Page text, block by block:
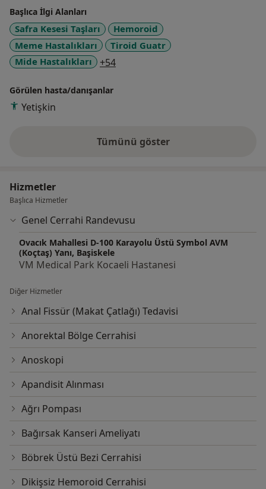
Başlıca İlgi Alanları
Safra Kesesi Taşları
Hemoroid
Meme Hastalıkları
Tiroid Guatr
Mide Hastalıkları
+54a11y_sr_more_diseases
Görülen hasta/danışanlar
Yetişkin
Tümünü gösterdeneyim hakkında
Hizmetler
Başlıca Hizmetler
Genel Cerrahi Randevusu
Ovacık Mahallesi D-100 Karayolu Üstü Symbol AVM
(Koçtaş) Yanı, Başiskele
VM Medical Park Kocaeli Hastanesi
Diğer Hizmetler
Anal Fissür (Makat Çatlağı) Tedavisi
Anorektal Bölge Cerrahisi
Anoskopi
Apandisit Alınması
Ağrı Pompası
Bağırsak Kanseri Ameliyatı
Böbrek Üstü Bezi Cerrahisi
Dikişsiz Hemoroid Cerrahisi